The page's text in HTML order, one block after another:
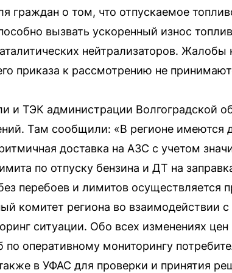
граждан о том, что отпускаемое
вызвать ускоренный износ
нейтрализаторов. Жалобы
приказа к рассмотрению не
и ТЭК администрации Волгоградской
Там сообщили: «В регионе имеются
доставка на АЗС с учетом
по отпуску бензина и ДТ на
перебоев и лимитов осуществляется
комитет региона во взаимодействии
ситуации. Обо всех изменениях
по оперативному мониторингу
в УФАС для проверки и принятия